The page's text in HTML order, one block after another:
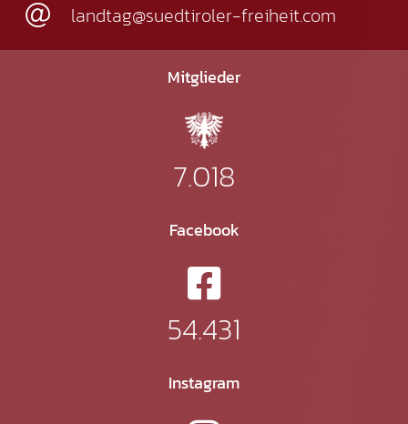
landtag@suedtiroler-freiheit.com
Mitglieder
7.018
Facebook
54.431
Instagram